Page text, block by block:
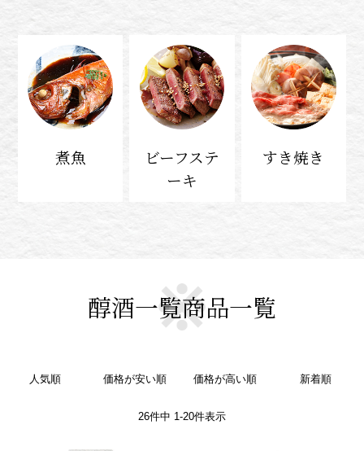
煮魚
ビーフステ
ーキ
すき焼き
醇酒一覧商品一覧
人気順 価格が安い順 価格が高い順 新着順
26件中 1-20件表示